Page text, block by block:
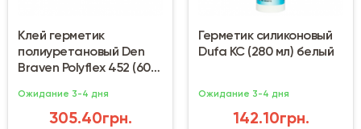
Клей герметик
полиуретановый Den
Braven Polyflex 452 (600
Ожидание 3-4 дня
305.40грн.
Герметик силиконовый
Dufa КС (280 мл) белый
Ожидание 3-4 дня
142.10грн.